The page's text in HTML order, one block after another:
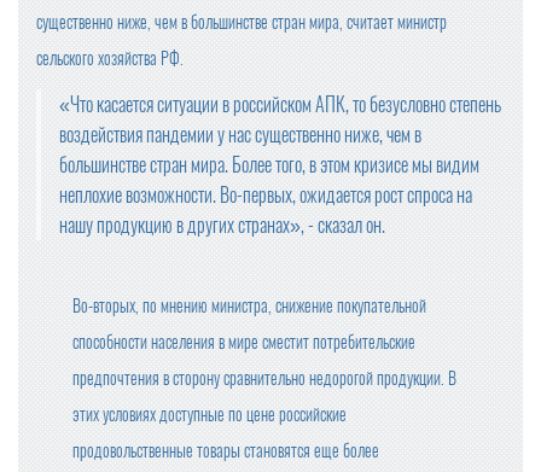
существенно ниже, чем в большинстве стран мира, считает министр
сельского хозяйства РФ.
«Что касается ситуации в российском АПК, то безусловно степень
воздействия пандемии у нас существенно ниже, чем в
большинстве стран мира. Более того, в этом кризисе мы видим
неплохие возможности. Во-первых, ожидается рост спроса на
нашу продукцию в других странах», - сказал он.
Во-вторых, по мнению министра, снижение покупательной
способности населения в мире сместит потребительские
предпочтения в сторону сравнительно недорогой продукции. В
этих условиях доступные по цене российские
продовольственные товары становятся еще более